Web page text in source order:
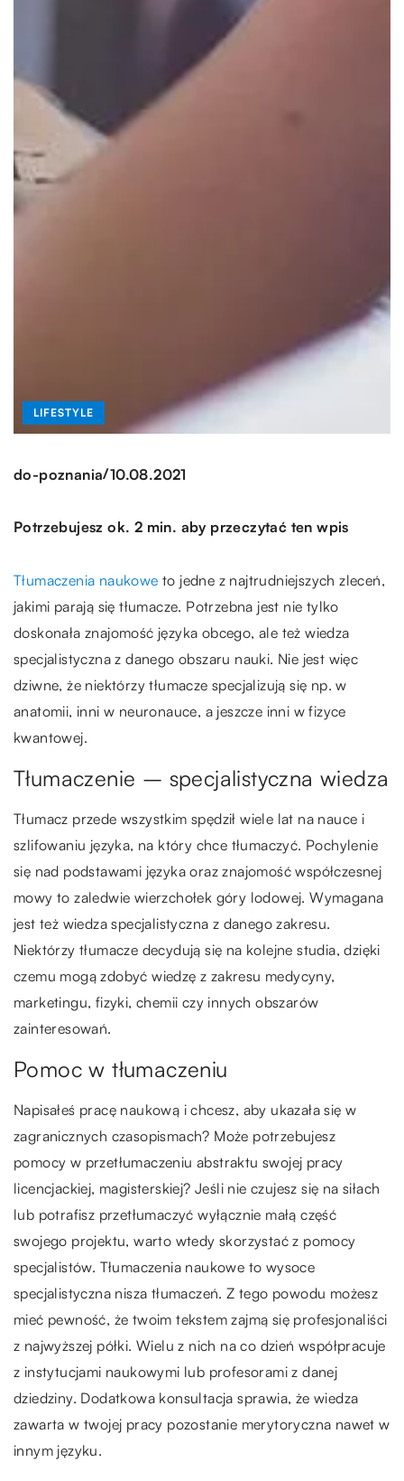
LIFESTYLE
do-poznania/10.08.2021
Potrzebujesz ok. 2 min. aby przeczytać ten wpis
Tłumaczenia naukowe to jedne z najtrudniejszych zleceń,
jakimi parają się tłumacze. Potrzebna jest nie tylko
doskonała znajomość języka obcego, ale też wiedza
specjalistyczna z danego obszaru nauki. Nie jest więc
dziwne, że niektórzy tłumacze specjalizują się np. w
anatomii, inni w neuronauce, a jeszcze inni w fizyce
kwantowej.
Tłumaczenie – specjalistyczna wiedza
Tłumacz przede wszystkim spędził wiele lat na nauce i
szlifowaniu języka, na który chce tłumaczyć. Pochylenie
się nad podstawami języka oraz znajomość współczesnej
mowy to zaledwie wierzchołek góry lodowej. Wymagana
jest też wiedza specjalistyczna z danego zakresu.
Niektórzy tłumacze decydują się na kolejne studia, dzięki
czemu mogą zdobyć wiedzę z zakresu medycyny,
marketingu, fizyki, chemii czy innych obszarów
zainteresowań.
Pomoc w tłumaczeniu
Napisałeś pracę naukową i chcesz, aby ukazała się w
zagranicznych czasopismach? Może potrzebujesz
pomocy w przetłumaczeniu abstraktu swojej pracy
licencjackiej, magisterskiej? Jeśli nie czujesz się na siłach
lub potrafisz przetłumaczyć wyłącznie małą część
swojego projektu, warto wtedy skorzystać z pomocy
specjalistów. Tłumaczenia naukowe to wysoce
specjalistyczna nisza tłumaczeń. Z tego powodu możesz
mieć pewność, że twoim tekstem zajmą się profesjonaliści
z najwyższej półki. Wielu z nich na co dzień współpracuje
z instytucjami naukowymi lub profesorami z danej
dziedziny. Dodatkowa konsultacja sprawia, że wiedza
zawarta w twojej pracy pozostanie merytoryczna nawet w
innym języku.